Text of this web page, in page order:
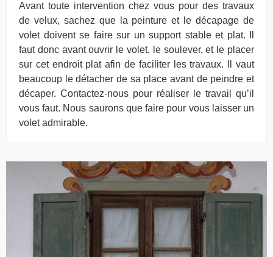
Avant toute intervention chez vous pour des travaux
de velux, sachez que la peinture et le décapage de
volet doivent se faire sur un support stable et plat. Il
faut donc avant ouvrir le volet, le soulever, et le placer
sur cet endroit plat afin de faciliter les travaux. Il vaut
beaucoup le détacher de sa place avant de peindre et
décaper. Contactez-nous pour réaliser le travail qu’il
vous faut. Nous saurons que faire pour vous laisser un
volet admirable.